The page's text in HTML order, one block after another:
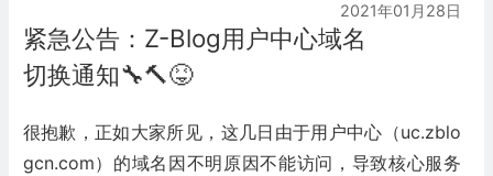
2021年01月28日
紧急公告：Z-Blog用户中心域名
切换通知🔧🔨😝
很抱歉，正如大家所见，这几日由于用户中心（uc.zblo
gcn.com）的域名因不明原因不能访问，导致核心服务